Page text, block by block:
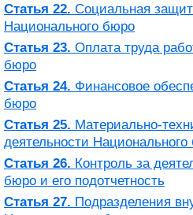
Статья 22. Социальная
Национального бюро
Статья 23. Оплата труда
бюро
Статья 24. Финансовое
бюро
Статья 25. Материально-
деятельности
Статья 26. Контроль за
бюро и его подотчетность
Статья 27. Подразделения